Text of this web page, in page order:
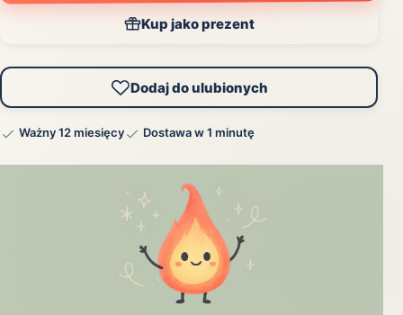
Kup jako prezent
Dodaj do ulubionych
Ważny 12 miesięcy Dostawa w 1 minutę